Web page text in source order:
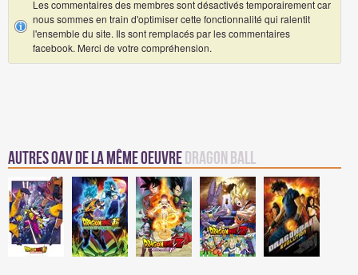
Les commentaires des membres sont désactivés temporairement car
nous sommes en train d'optimiser cette fonctionnalité qui ralentit
l'ensemble du site. Ils sont remplacés par les commentaires
facebook. Merci de votre compréhension.
Autres oav de la même oeuvre Dragon Ball